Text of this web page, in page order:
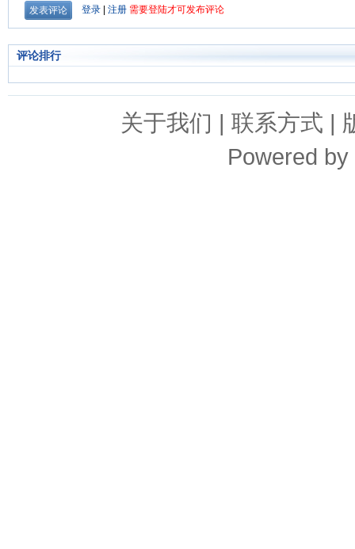
评论排行
关于我们 | 联系方式 |
Powered by